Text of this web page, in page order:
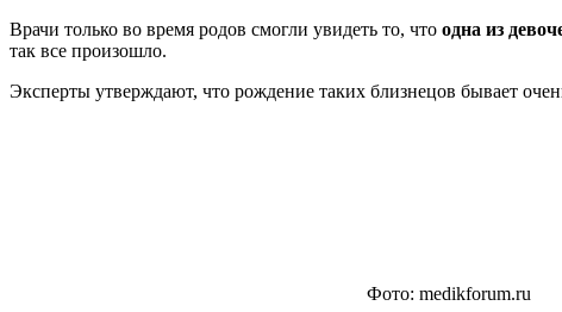
Врачи только во время родов смогли увидеть то, что одна из
так все произошло.
Эксперты утверждают, что рождение таких близнецов бывает
Фото: medikforum.ru